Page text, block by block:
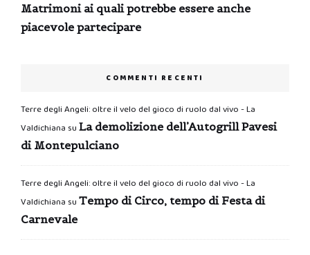
Matrimoni ai quali potrebbe essere anche
piacevole partecipare
COMMENTI RECENTI
Terre degli Angeli: oltre il velo del gioco di ruolo dal vivo - La
Valdichiana su La demolizione dell’Autogrill Pavesi
di Montepulciano
Terre degli Angeli: oltre il velo del gioco di ruolo dal vivo - La
Valdichiana su Tempo di Circo, tempo di Festa di
Carnevale